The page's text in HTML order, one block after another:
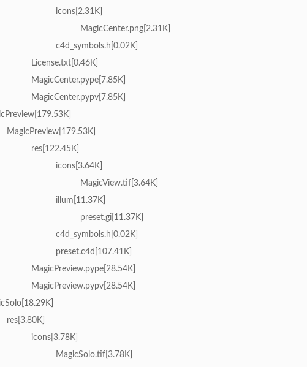
icons[2.31K]
MagicCenter.png[2.31K]
c4d_symbols.h[0.02K]
License.txt[0.46K]
MagicCenter.pype[7.85K]
MagicCenter.pypv[7.85K]
MagicPreview[179.53K]
res[122.45K]
icons[3.64K]
MagicView.tif[3.64K]
illum[11.37K]
preset.gi[11.37K]
c4d_symbols.h[0.02K]
preset.c4d[107.41K]
MagicPreview.pype[28.54K]
MagicPreview.pypv[28.54K]
res[3.80K]
icons[3.78K]
MagicSolo.tif[3.78K]